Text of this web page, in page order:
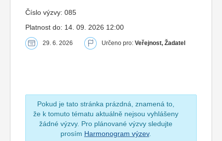
Číslo výzvy: 085
Platnost do: 14. 09. 2026 12:00
29. 6. 2026 Určeno pro: Veřejnost, Žadatel
Pokud je tato stránka prázdná, znamená to,
že k tomuto tématu aktuálně nejsou vyhlášeny
žádné výzvy. Pro plánované výzvy sledujte
prosím Harmonogram výzev.